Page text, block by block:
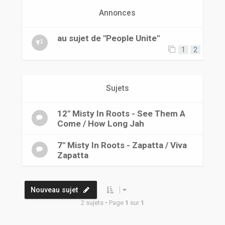
Annonces
au sujet de "People Unite"
1 2
Sujets
12" Misty In Roots - See Them A
Come / How Long Jah
7" Misty In Roots - Zapatta / Viva
Zapatta
Nouveau sujet
2 sujets • Page 1 sur 1